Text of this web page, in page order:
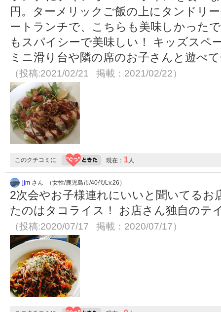
円。ターメリックご飯の上にタンドリ
ートランチで、こちらも美味しかった
もスパイシーで美味しい！ キッズスペ
ミニ滑り台や隣の席のお子さんと遊べ
（投稿:2021/02/21 掲載：2021/02/22）
このクチコミに 現在： 1人
jjm さん （女性/鹿児島市/40代/Lv.26）
2次会やお子様連れにいいと聞いてるお
たのはタコライス！ お店さん独自のテ
（投稿:2020/07/17 掲載：2020/07/17）